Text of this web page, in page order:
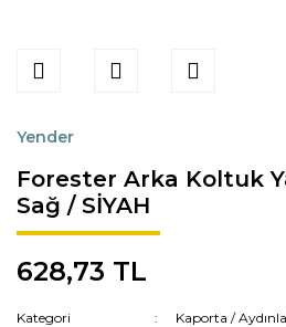
Yender
Forester Arka Koltuk
Sağ / SİYAH
628,73 TL
Kategori
Kaporta /